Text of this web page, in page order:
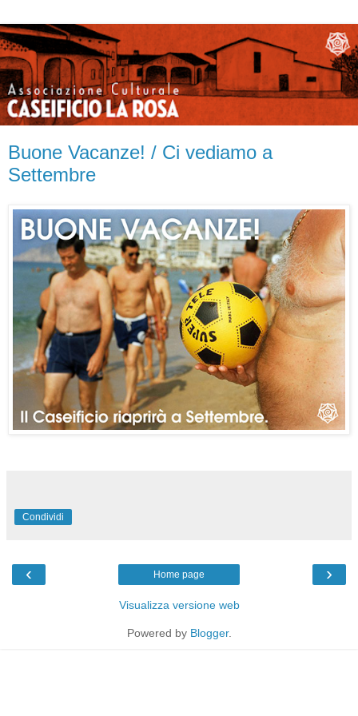
Buone Vacanze! / Ci vediamo a
Settembre
Condividi
‹ ›
Home page
Visualizza versione web
Powered by Blogger.